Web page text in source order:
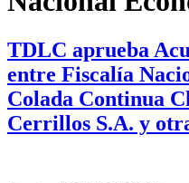
TDLC aprueba
entre Fiscalía
Colada Continua
Cerrillos S.A. y